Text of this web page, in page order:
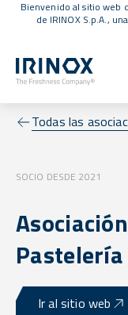
Bienvenido al sitio web
de IRINOX S.p.A.,
Todas las
SOCIO DESDE 2021
Pastelería
Ir al sitio web